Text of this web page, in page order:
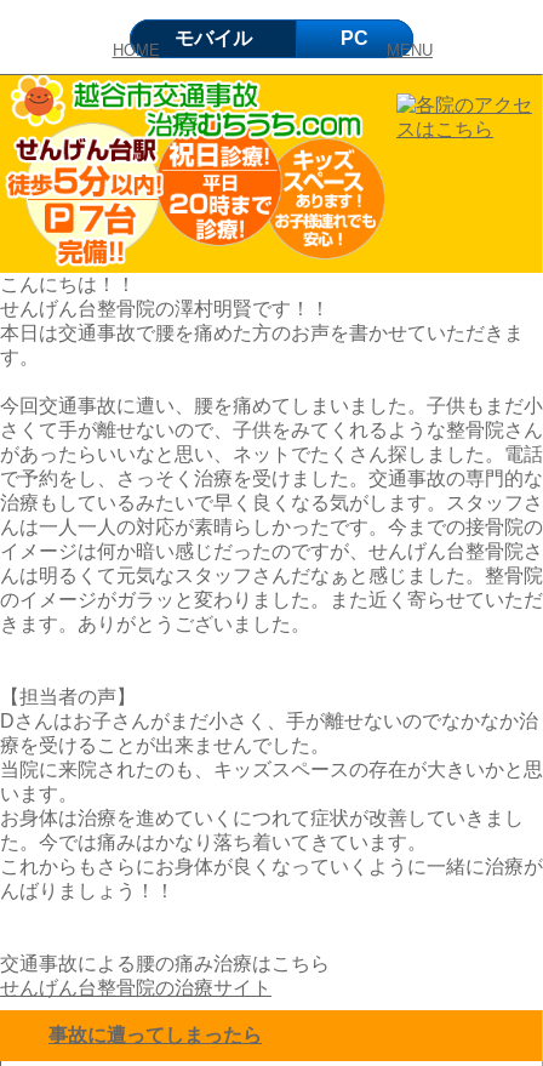
HOME MENU
こんにちは！！
せんげん台整骨院の澤村明賢です！！
本日は交通事故で腰を痛めた方のお声を書かせていただきま
す。
今回交通事故に遭い、腰を痛めてしまいました。子供もまだ小
さくて手が離せないので、子供をみてくれるような整骨院さん
があったらいいなと思い、ネットでたくさん探しました。電話
で予約をし、さっそく治療を受けました。交通事故の専門的な
治療もしているみたいで早く良くなる気がします。スタッフさ
んは一人一人の対応が素晴らしかったです。今までの接骨院の
イメージは何か暗い感じだったのですが、せんげん台整骨院さ
んは明るくて元気なスタッフさんだなぁと感じました。整骨院
のイメージがガラッと変わりました。また近く寄らせていただ
きます。ありがとうございました。
【担当者の声】
Dさんはお子さんがまだ小さく、手が離せないのでなかなか治
療を受けることが出来ませんでした。
当院に来院されたのも、キッズスペースの存在が大きいかと思
います。
お身体は治療を進めていくにつれて症状が改善していきまし
た。今では痛みはかなり落ち着いてきています。
これからもさらにお身体が良くなっていくように一緒に治療が
んばりましょう！！
交通事故による腰の痛み治療はこちら
せんげん台整骨院の治療サイト
事故に遭ってしまったら
モバイル PC